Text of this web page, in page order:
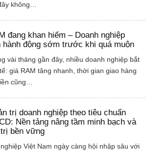
không…
đang khan hiếm – Doanh nghiệp
hành động sớm trước khi quá muộn
vài tháng gần đây, nhiều doanh nghiệp bắt
giá RAM tăng nhanh, thời gian giao hàng
cũng…
trị doanh nghiệp theo tiêu chuẩn
Nền tảng nâng tầm minh bạch và
bền vững
Việt Nam ngày càng hội nhập sâu với